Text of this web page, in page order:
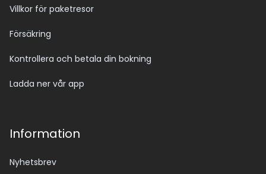
Villkor för paketresor
Försäkring
Kontrollera och betala din bokning
Ladda ner vår app
Information
Nyhetsbrev